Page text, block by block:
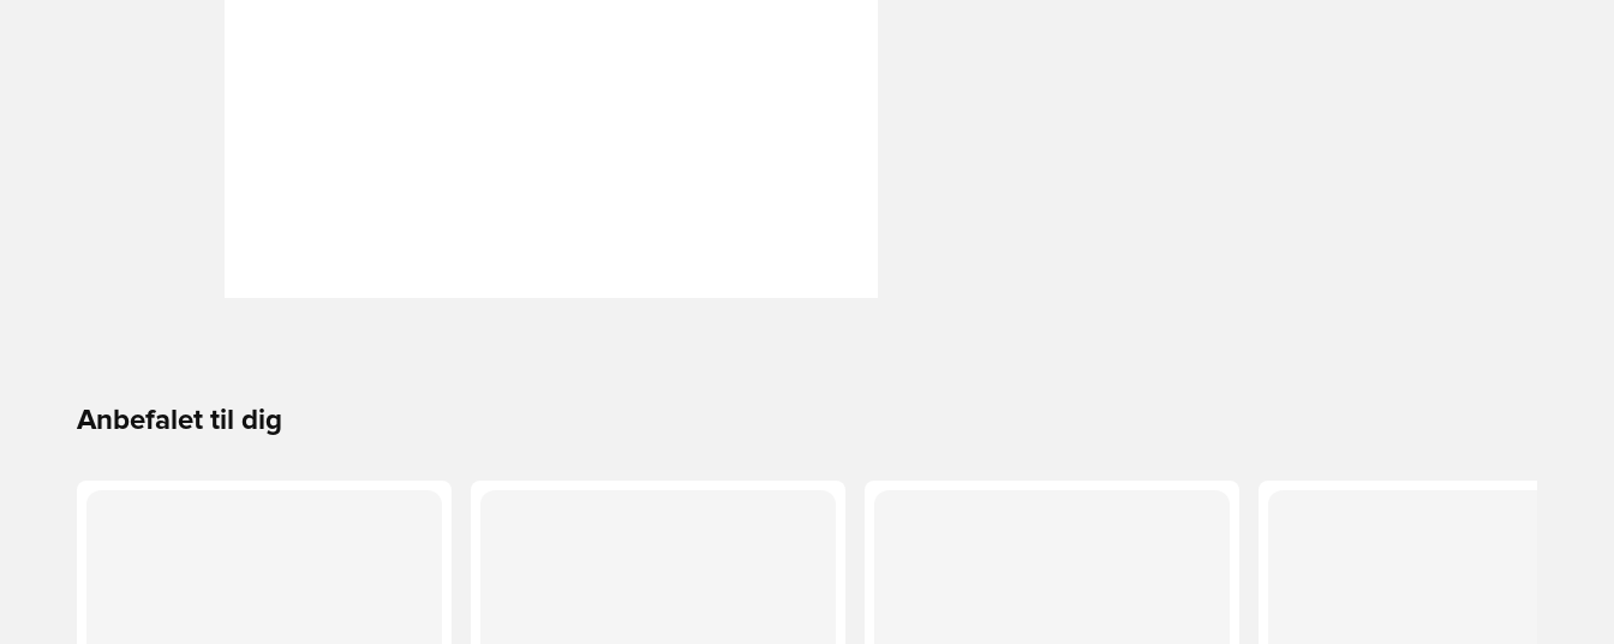
Anbefalet til dig